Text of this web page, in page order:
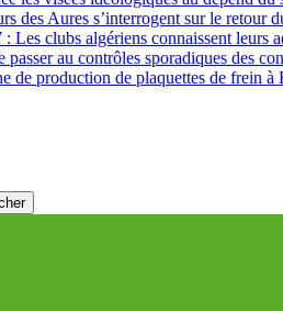
des Aures s’interrogent sur le retour
clubs algériens connaissent leurs
au contrôles sporadiques des
de production de plaquettes de frein à